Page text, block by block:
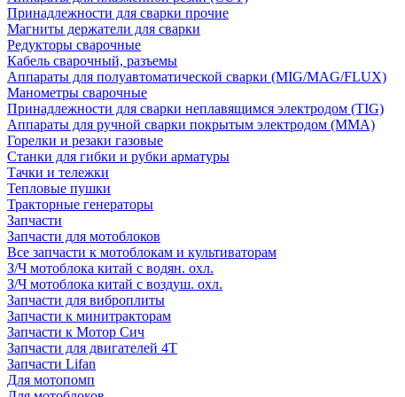
Принадлежности для сварки прочие
Магниты держатели для сварки
Редукторы сварочные
Кабель сварочный, разъемы
Аппараты для полуавтоматической сварки (MIG/MAG/FLUX)
Манометры сварочные
Принадлежности для сварки неплавящимся электродом (TIG)
Аппараты для ручной сварки покрытым электродом (MMA)
Горелки и резаки газовые
Станки для гибки и рубки арматуры
Тачки и тележки
Тепловые пушки
Тракторные генераторы
Запчасти
Запчасти для мотоблоков
Все запчасти к мотоблокам и культиваторам
З/Ч мотоблока китай с водян. охл.
З/Ч мотоблока китай с воздуш. охл.
Запчасти для виброплиты
Запчасти к минитракторам
Запчасти к Мотор Сич
Запчасти для двигателей 4Т
Запчасти Lifan
Для мотопомп